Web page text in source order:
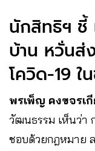
นักสิทธิฯ ชี้
บ้าน หวั่นส่
โควิด-19 ใ
พรเพ็ญ คงขจรเ
วัฒนธรรม เห็นว่า
ชอบด้วยกฎหมาย